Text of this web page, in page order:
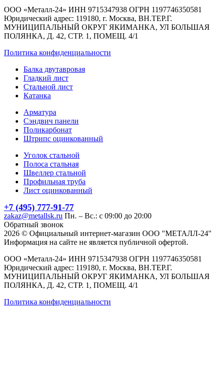
ООО «Металл-24» ИНН 9715347938 ОГРН 1197746350581
Юридический адрес: 119180, г. Москва, ВН.ТЕР.Г.
МУНИЦИПАЛЬНЫЙ ОКРУГ ЯКИМАНКА, УЛ БОЛЬШАЯ
ПОЛЯНКА, Д. 42, СТР. 1, ПОМЕЩ. 4/1
Политика конфиденциальности
Балка двутавровая
Гладкий лист
Стальной лист
Катанка
Арматура
Сэндвич панели
Поликарбонат
Штрипс оцинкованный
Уголок стальной
Полоса стальная
Швеллер стальной
Профильная труба
Лист оцинкованный
+7 (495) 777-91-77
zakaz@metallsk.ru Пн. – Вс.: с 09:00 до 20:00
Обратный звонок
2026 © Официальный интернет-магазин ООО "МЕТАЛЛ-24"
Информация на сайте не является публичной офертой.
ООО «Металл-24» ИНН 9715347938 ОГРН 1197746350581
Юридический адрес: 119180, г. Москва, ВН.ТЕР.Г.
МУНИЦИПАЛЬНЫЙ ОКРУГ ЯКИМАНКА, УЛ БОЛЬШАЯ
ПОЛЯНКА, Д. 42, СТР. 1, ПОМЕЩ. 4/1
Политика конфиденциальности